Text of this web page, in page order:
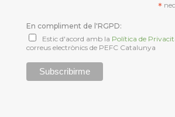
*
En compliment de l'RGPD:
Estic d'acord amb la Política de
correus electrònics de PEFC Catalunya